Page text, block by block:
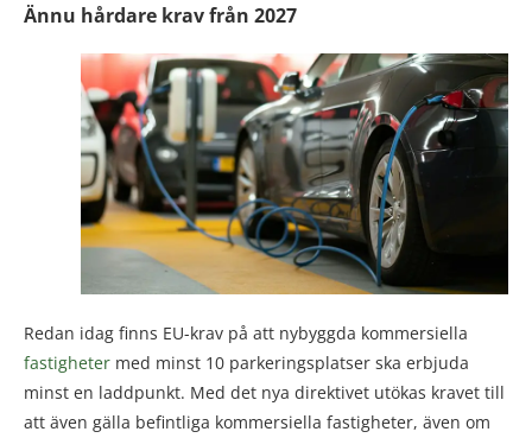
Ännu hårdare krav från 2027
Redan idag finns EU-krav på att nybyggda kommersiella
fastigheter med minst 10 parkeringsplatser ska erbjuda
minst en laddpunkt. Med det nya direktivet utökas kravet till
att även gälla befintliga kommersiella fastigheter, även om